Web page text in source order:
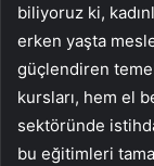
biliyoruz ki,
erken yaşta
güçlendiren
kursları, hem el
sektöründe
bu eğitimleri